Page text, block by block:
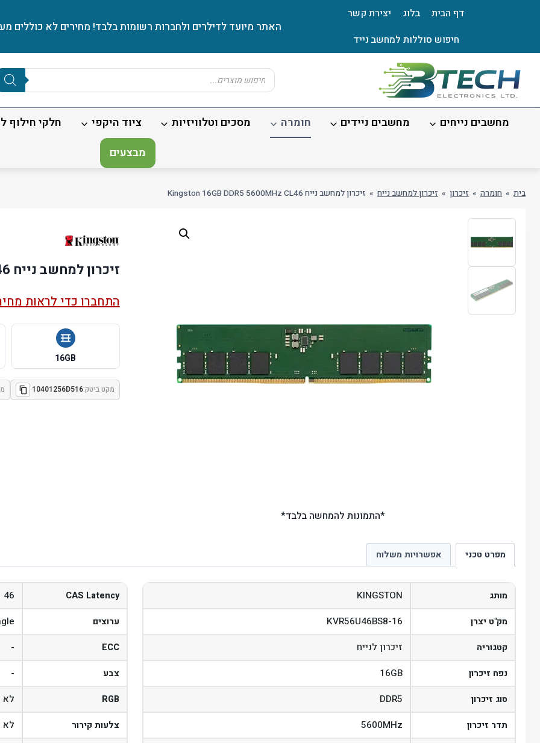
דף הבית בלוג
יצירת קשר
חיפוש סוללות למחשב נייד
האתר מיועד לדילרים ולחברות רשומות בלבד! מחירים לא כוללים
Products
search
מחשבים נייחים מחשבים ניידים חומרה מסכים וטלוויזיות ציוד היקפי
חלקי חילוף
מבצעים
בית » חומרה » זיכרון » זיכרון למחשב נייח » זיכרון למחשב נייח Kingston 16GB DDR5 5600MHz CL46
*התמונות להמחשה בלבד*
זיכרון למחשב נייח Kingston 16GB DDR5 5600MHz CL46
התחברו כדי לראות
16GB
מקט ביטק:10401256D516
מפרט טכני אפשרויות משלוח
מותג KINGSTON
מק"ט יצרן KVR56U46BS8-16
קטגוריה זיכרון לנייח
נפח זיכרון 16GB
סוג זיכרון DDR5
תדר זיכרון 5600MHz
CAS Latency
46
ערוצים
ECC
-
צבע -
RGB לא
צלעות קירור לא